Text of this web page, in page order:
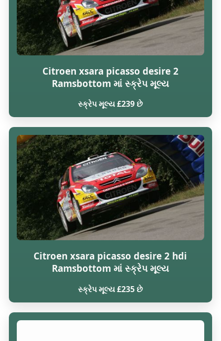
Citroen xsara picasso desire 2
Ramsbottom માં સ્ક્રેપ મૂલ્ય
સ્ક્રેપ મૂલ્ય £239 છે
Citroen xsara picasso desire 2 hdi
Ramsbottom માં સ્ક્રેપ મૂલ્ય
સ્ક્રેપ મૂલ્ય £235 છે